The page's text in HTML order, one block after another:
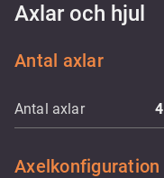
Axlar och hjul
Antal axlar
Antal axlar 4
Axelkonfiguration